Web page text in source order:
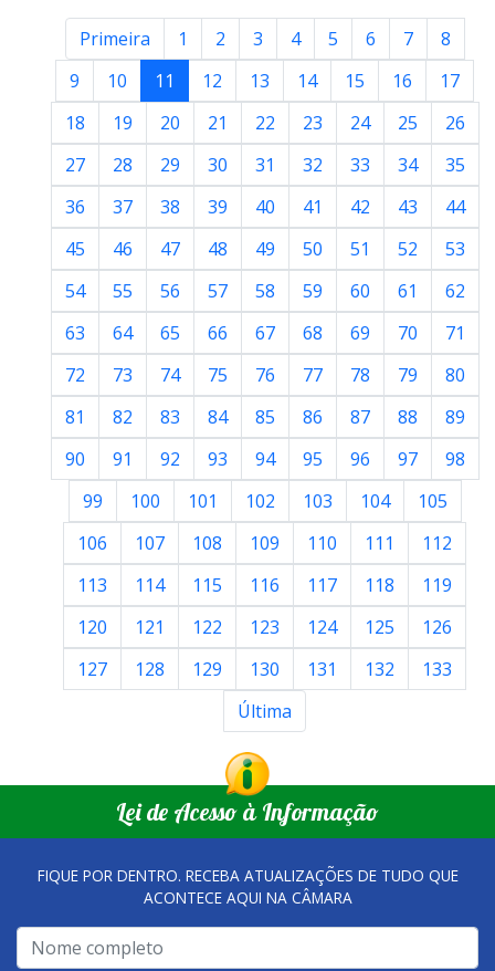
Primeira 1 2 3 4 5 6 7
8
9
10 11 12 13 14 15 16
17
18
19 20 21 22 23 24 25
26
27
28 29 30 31 32 33 34
35
36
37 38 39 40 41 42 43
44
45
46 47 48 49 50 51 52
53
54
55 56 57 58 59 60 61
62
63
64 65 66 67 68 69 70
71
72
73 74 75 76 77 78 79
80
81
82 83 84 85 86 87 88
89
90
91 92 93 94 95 96 97
98
99
100 101 102 103 104
105
106
107 108 109 110 111
112
113
114 115 116 117 118
119
120
121 122 123 124 125
126
127
128 129 130 131 132
133
Última
Lei de Acesso à Informação
FIQUE POR DENTRO. RECEBA ATUALIZAÇÕES DE TUDO QUE
ACONTECE AQUI NA CÂMARA